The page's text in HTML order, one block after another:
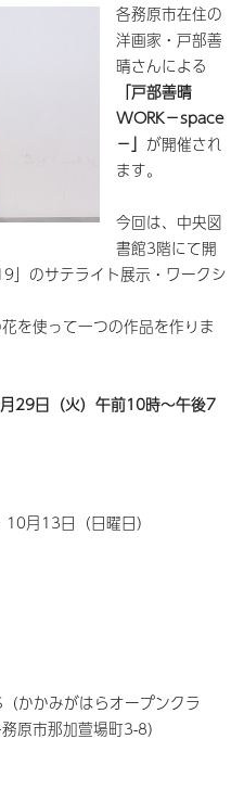
各務原市在住の
洋画家・戸部善
晴さんによる
「戸部善晴
WORK－space
－」 が開催され
ます。
今回は、中央図
書館3階にて開
」のサテライト展示・ワークシ
を使って一つの作品を作りま
29日（火）午前10時～午後7
月13日（日曜日）
かかみがはらオープンクラ
原市那加萱場町3-8）